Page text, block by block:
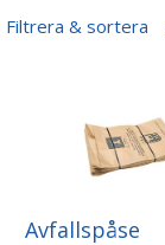
Filtrera & sortera
Avfallspåse